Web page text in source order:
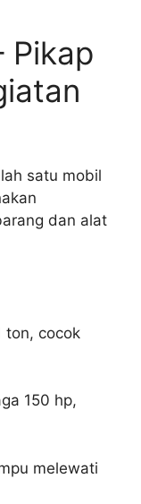
Pikap
satu mobil
dan alat
ton, cocok
150 hp,
melewati